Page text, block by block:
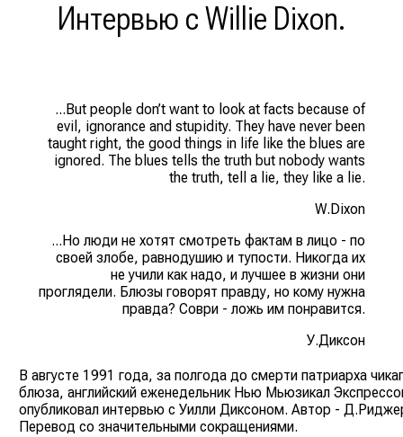
Интервью с Willie Dixon.
...But people don’t want to look at facts because of
evil, ignorance and stupidity. They have never been
taught right, the good things in life like the blues are
ignored. The blues tells the truth but nobody wants
the truth, tell a lie, they like a lie.
W.Dixon
...Но люди не хотят смотреть фактам в лицо - по
своей злобе, равнодушию и тупости. Никогда их
не учили как надо, и лучшее в жизни они
проглядели. Блюзы говорят правду, но кому нужна
правда? Соври - ложь им понравится.
У.Диксон
В августе 1991 года, за полгода до смерти патриарха
блюза, английский еженедельник Нью Мьюзикал
опубликовал интервью с Уилли Диксоном. Автор -
Перевод со значительными сокращениями.